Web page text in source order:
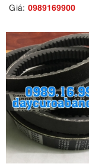
Giá: 0989169900